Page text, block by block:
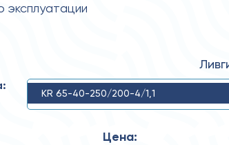
эксплуатации
KR 65-40-250/200-4/1,1
Цена: